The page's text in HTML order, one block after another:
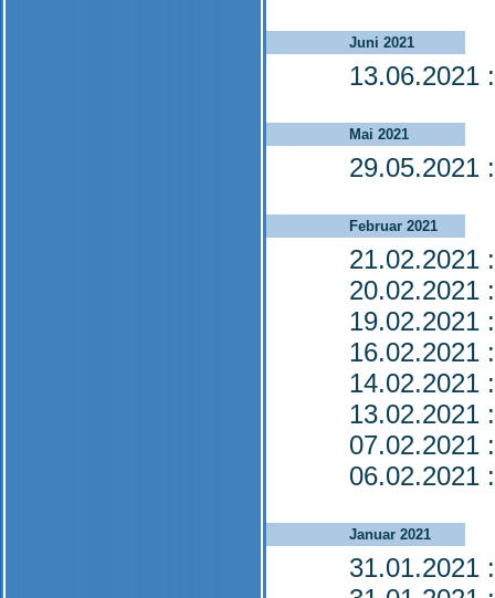
Juni 2021
13.06.2021
Mai 2021
29.05.2021
Februar 2021
21.02.2021
20.02.2021
19.02.2021
16.02.2021
14.02.2021
13.02.2021
07.02.2021
06.02.2021
Januar 2021
31.01.2021